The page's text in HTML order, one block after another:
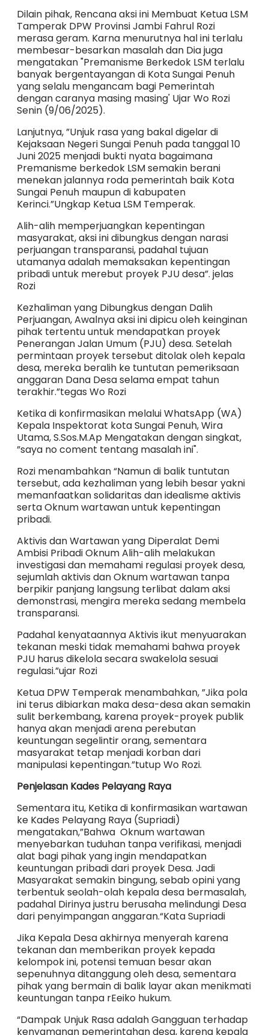
Dilain pihak, Rencana aksi ini Membuat Ketua LSM
Tamperak DPW Provinsi Jambi Fahrul Rozi
merasa geram. Karna menurutnya hal ini terlalu
membesar-besarkan masalah dan Dia juga
mengatakan "Premanisme Berkedok LSM terlalu
banyak bergentayangan di Kota Sungai Penuh
yang selalu mengancam bagi Pemerintah
dengan caranya masing masing' Ujar Wo Rozi
Senin (9/06/2025).
Lanjutnya, ”Unjuk rasa yang bakal digelar di
Kejaksaan Negeri Sungai Penuh pada tanggal 10
Juni 2025 menjadi bukti nyata bagaimana
Premanisme berkedok LSM semakin berani
menekan jalannya roda pemerintah baik Kota
Sungai Penuh maupun di kabupaten
Kerinci.”Ungkap Ketua LSM Temperak.
Alih-alih memperjuangkan kepentingan
masyarakat, aksi ini dibungkus dengan narasi
perjuangan transparansi, padahal tujuan
utamanya adalah memaksakan kepentingan
pribadi untuk merebut proyek PJU desa”. jelas
Rozi
Kezhaliman yang Dibungkus dengan Dalih
Perjuangan, Awalnya aksi ini dipicu oleh keinginan
pihak tertentu untuk mendapatkan proyek
Penerangan Jalan Umum (PJU) desa. Setelah
permintaan proyek tersebut ditolak oleh kepala
desa, mereka beralih ke tuntutan pemeriksaan
anggaran Dana Desa selama empat tahun
terakhir.”tegas Wo Rozi
Ketika di konfirmasikan melalui WhatsApp (WA)
Kepala Inspektorat kota Sungai Penuh, Wira
Utama, S.Sos.M.Ap Mengatakan dengan singkat,
”saya no coment tentang masalah ini".
Rozi menambahkan “Namun di balik tuntutan
tersebut, ada kezhaliman yang lebih besar yakni
memanfaatkan solidaritas dan idealisme aktivis
serta Oknum wartawan untuk kepentingan
pribadi.
Aktivis dan Wartawan yang Diperalat Demi
Ambisi Pribadi Oknum Alih-alih melakukan
investigasi dan memahami regulasi proyek desa,
sejumlah aktivis dan Oknum wartawan tanpa
berpikir panjang langsung terlibat dalam aksi
demonstrasi, mengira mereka sedang membela
transparansi.
Padahal kenyataannya Aktivis ikut menyuarakan
tekanan meski tidak memahami bahwa proyek
PJU harus dikelola secara swakelola sesuai
regulasi.”ujar Rozi
Ketua DPW Temperak menambahkan, ”Jika pola
ini terus dibiarkan maka desa-desa akan semakin
sulit berkembang, karena proyek-proyek publik
hanya akan menjadi arena perebutan
keuntungan segelintir orang, sementara
masyarakat tetap menjadi korban dari
manipulasi kepentingan.”tutup Wo Rozi.
Penjelasan Kades Pelayang Raya
Sementara itu, Ketika di konfirmasikan wartawan
ke Kades Pelayang Raya (Supriadi)
mengatakan,”Bahwa Oknum wartawan
menyebarkan tuduhan tanpa verifikasi, menjadi
alat bagi pihak yang ingin mendapatkan
keuntungan pribadi dari proyek Desa. Jadi
Masyarakat semakin bingung, sebab opini yang
terbentuk seolah-olah kepala desa bermasalah,
padahal Dirinya justru berusaha melindungi Desa
dari penyimpangan anggaran.“Kata Supriadi
Jika Kepala Desa akhirnya menyerah karena
tekanan dan memberikan proyek kepada
kelompok ini, potensi temuan besar akan
sepenuhnya ditanggung oleh desa, sementara
pihak yang bermain di balik layar akan menikmati
keuntungan tanpa rEeiko hukum.
“Dampak Unjuk Rasa adalah Gangguan terhadap
kenyamanan pemerintahan desa, karena kepala